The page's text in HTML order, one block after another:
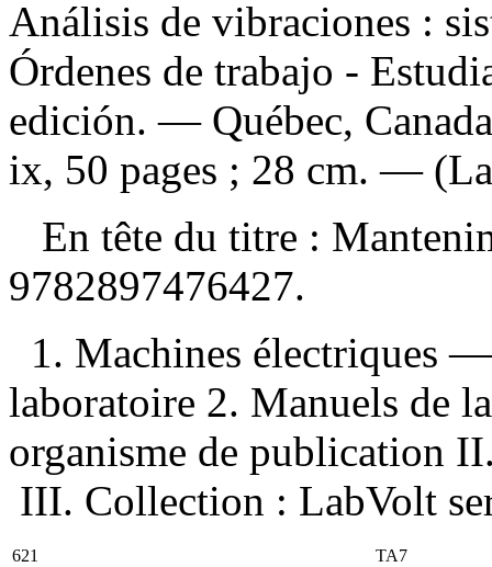
Análisis de vibraciones :
Órdenes de trabajo -
edición. — Québec,
ix, 50 pages ; 28 cm. —
En tête du titre :
9782897476427.
1. Machines électriques
laboratoire 2. Manuels de
organisme de publication
III. Collection : LabVolt
621 TA7